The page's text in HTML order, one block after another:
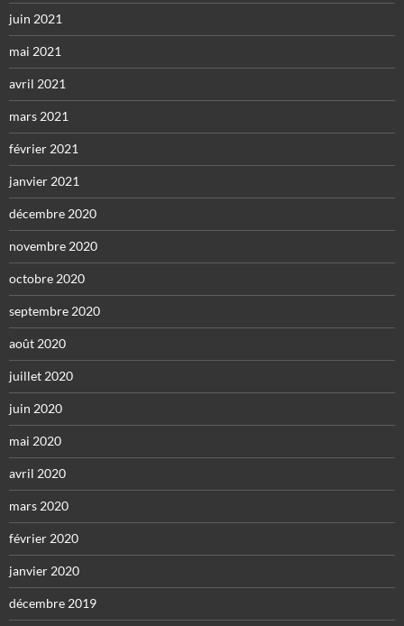
juin 2021
mai 2021
avril 2021
mars 2021
février 2021
janvier 2021
décembre 2020
novembre 2020
octobre 2020
septembre 2020
août 2020
juillet 2020
juin 2020
mai 2020
avril 2020
mars 2020
février 2020
janvier 2020
décembre 2019